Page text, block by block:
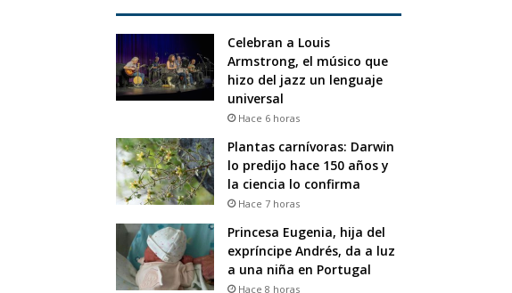
Celebran a Louis
Armstrong, el músico que
hizo del jazz un lenguaje
universal
Hace 6 horas
Plantas carnívoras: Darwin
lo predijo hace 150 años y
la ciencia lo confirma
Hace 7 horas
Princesa Eugenia, hija del
expríncipe Andrés, da a luz
a una niña en Portugal
Hace 8 horas